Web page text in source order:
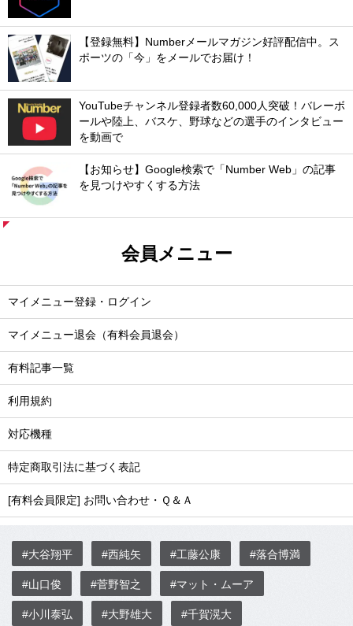
【登録無料】Numberメールマガジン好評配信中。ス
ポーツの「今」をメールでお届け！
YouTubeチャンネル登録者数60,000人突破！バレーボ
ールや陸上、バスケ、野球などの選手のインタビュー
を動画で
【お知らせ】Google検索で「Number Web」の記事
を見つけやすくする方法
会員メニュー
マイメニュー登録・ログイン
マイメニュー退会（有料会員退会）
有料記事一覧
利用規約
対応機種
特定商取引法に基づく表記
[有料会員限定] お問い合わせ・Ｑ＆Ａ
#大谷翔平 #西純矢 #工藤公康 #落合博満
#山口俊 #菅野智之 #マット・ムーア
#小川泰弘 #大野雄大 #千賀滉大